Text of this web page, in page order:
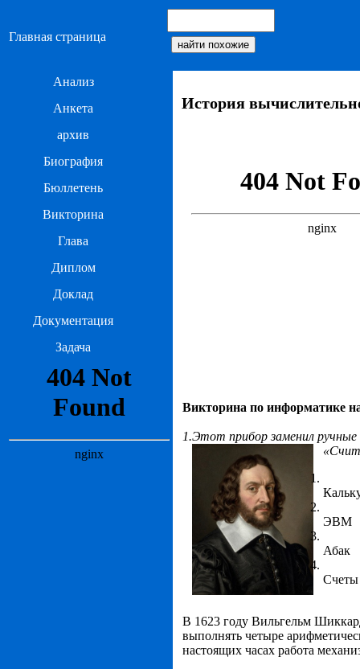
Главная страница
Анализ
Анкета
архив
Биография
Бюллетень
Викторина
Глава
Диплом
Доклад
Документация
Задача
История
Викторина по информатике
1.Этот прибор заменил ручные
ЭВМ
Абак
Счеты
В 1623 году Вильгельм
выполнять четыре
настоящих часах работа